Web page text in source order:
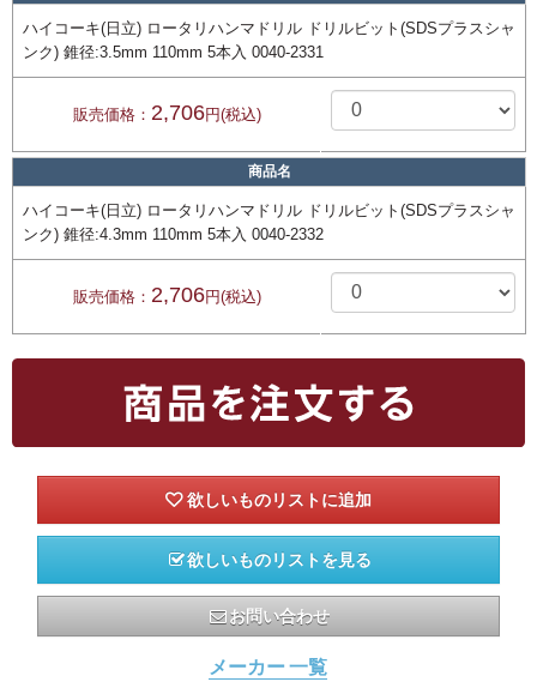
ハイコーキ(日立) ロータリハンマドリル ドリルビット(SDSプラスシャ
ンク) 錐径:3.5mm 110mm 5本入 0040-2331
販売価格： 2,706円(税込)
商品名
ハイコーキ(日立) ロータリハンマドリル ドリルビット(SDSプラスシャ
ンク) 錐径:4.3mm 110mm 5本入 0040-2332
販売価格： 2,706円(税込)
欲しいものリストを見る
お問い合わせ
メーカー 一覧